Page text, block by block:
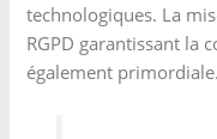
technologiques. La
RGPD garantissant la
également primordiale.